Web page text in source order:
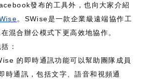
發布的工具外，也向大家介紹
。SWise是一款企業級遠端協作工
混合辦公模式下更高效地協作。
：
的即時通訊功能可以幫助團隊成員
時通訊，包括文字、語音和視頻通